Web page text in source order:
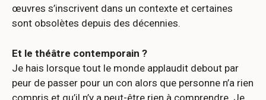
œuvres s’inscrivent dans un contexte et certaines
sont obsolètes depuis des décennies.
Et le théâtre contemporain ?
Je hais lorsque tout le monde applaudit debout par
peur de passer pour un con alors que personne n’a rien
compris et qu’il n’y a peut-être rien à comprendre. Je